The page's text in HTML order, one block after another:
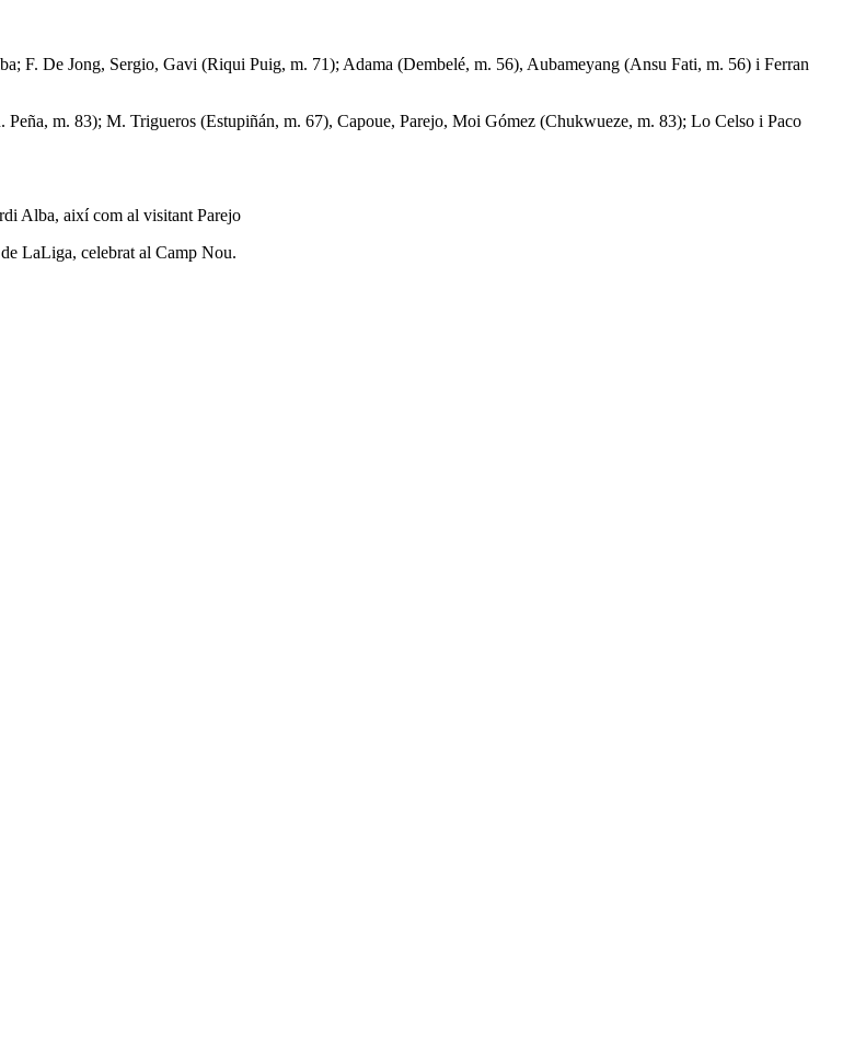
F. De Jong, Sergio, Gavi (Riqui Puig, m. 71); Adama (Dembelé, m. 56), Aubameyang (Ansu Fati, m. 56) i Ferran
m. 83); M. Trigueros (Estupiñán, m. 67), Capoue, Parejo, Moi Gómez (Chukwueze, m. 83); Lo Celso i Paco
Alba, així com al visitant Parejo
LaLiga, celebrat al Camp Nou.